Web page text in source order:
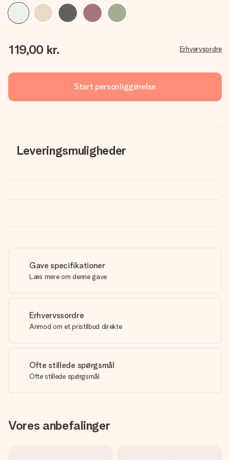
119,00 kr. Erhvervsordre
Start personliggørelse
Leveringsmuligheder
Gave specifikationer
Læs mere om denne gave
Erhvervssordre
Anmod om et pristilbud direkte
Ofte stillede spørgsmål
Ofte stillede spørgsmål
Vores anbefalinger